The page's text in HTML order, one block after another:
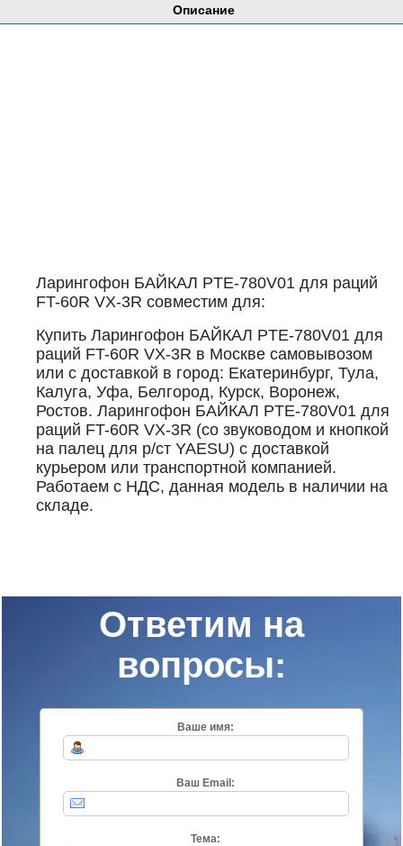
Описание
Ларингофон БАЙКАЛ PTE-780V01 для раций
FT-60R VX-3R совместим для:
Купить Ларингофон БАЙКАЛ PTE-780V01 для
раций FT-60R VX-3R в Москве самовывозом
или с доставкой в город: Екатеринбург, Тула,
Калуга, Уфа, Белгород, Курск, Воронеж,
Ростов. Ларингофон БАЙКАЛ PTE-780V01 для
раций FT-60R VX-3R (со звуководом и кнопкой
на палец для р/ст YAESU) с доставкой
курьером или транспортной компанией.
Работаем с НДС, данная модель в наличии на
складе.
Ответим на
вопросы:
Ваше имя:
Ваш Email:
Тема: